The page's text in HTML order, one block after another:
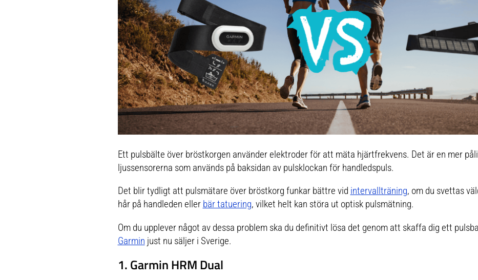
Ett pulsbälte över bröstkorgen använder elektroder för att mäta hjärtfrekvens. Det är en mer
ljussensorerna som används på baksidan av pulsklockan för handledspuls.
Det blir tydligt att pulsmätare över bröstkorg funkar bättre vid intervallträning, om du svettas
hår på handleden eller bär tatuering, vilket helt kan störa ut optisk pulsmätning.
Om du upplever något av dessa problem ska du definitivt lösa det genom att skaffa dig ett
Garmin just nu säljer i Sverige.
1. Garmin HRM Dual